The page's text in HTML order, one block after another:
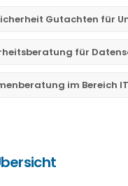
Gutachten für
für
im Bereich